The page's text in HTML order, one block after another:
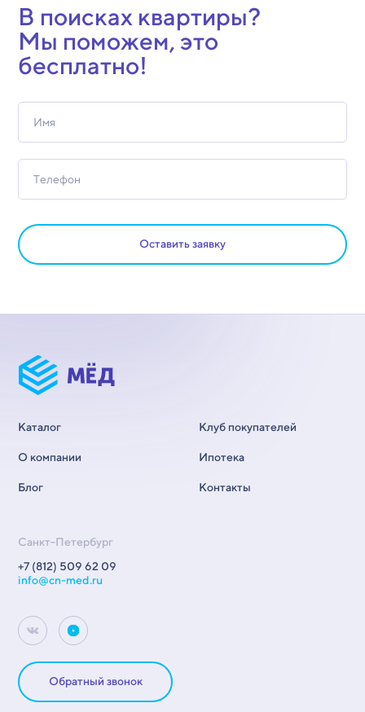
В поисках квартиры?
Мы поможем, это
бесплатно!
Оставить заявку
Каталог
О компании
Блог
Клуб покупателей
Ипотека
Контакты
Санкт-Петербург
+7 (812) 509 62 09
info@cn-med.ru
Обратный звонок